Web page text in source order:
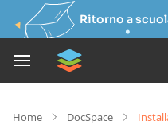
Ritorno a
Home DocSpace